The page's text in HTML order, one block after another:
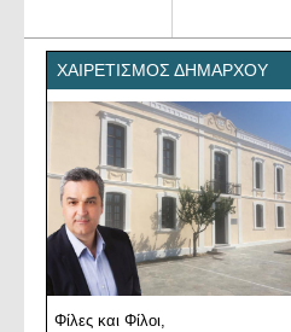
ΧΑΙΡΕΤΙΣΜΌΣ ΔΗΜΆΡΧΟΥ
Φίλες και Φίλοι,